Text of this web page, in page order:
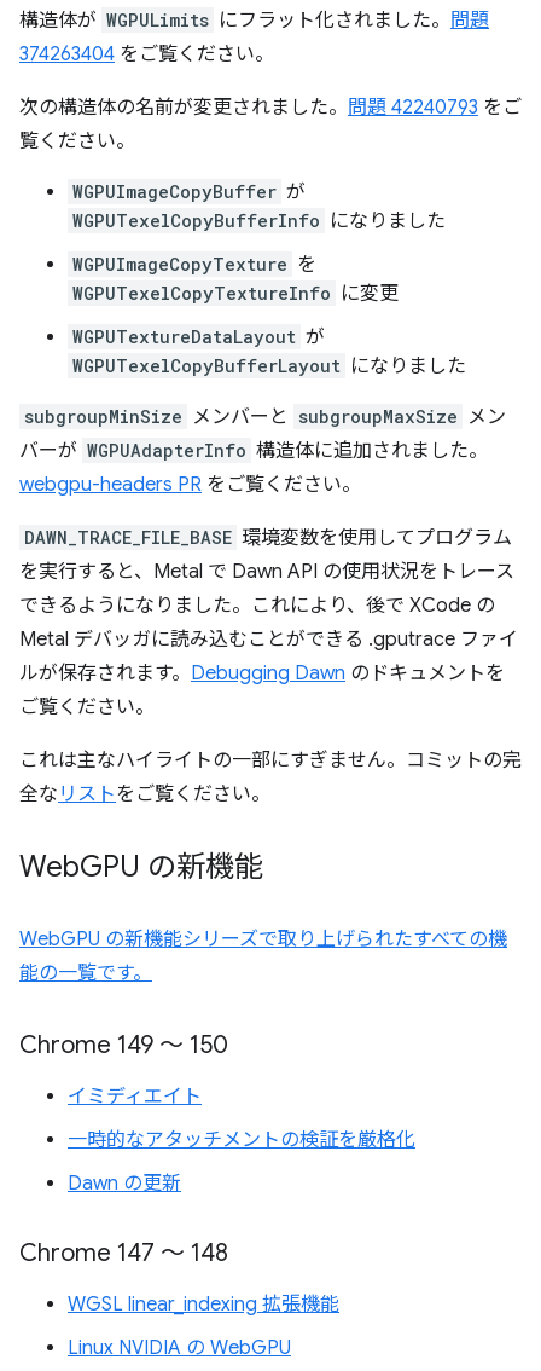
構造体が WGPULimits にフラット化されました。 問題
374263404 をご覧ください。
次の構造体の名前が変更されました。 問題 42240793 をご
覧ください。
WGPUImageCopyBuffer が
WGPUTexelCopyBufferInfo になりました
WGPUImageCopyTexture を
WGPUTexelCopyTextureInfo に変更
WGPUTextureDataLayout が
WGPUTexelCopyBufferLayout になりました
subgroupMinSize メンバーと subgroupMaxSize メン
バーが WGPUAdapterInfo 構造体に追加されました。
webgpu-headers PR をご覧ください。
DAWN_TRACE_FILE_BASE 環境変数を使用してプログラム
を実行すると、Metal で Dawn API の使用状況をトレース
できるようになりました。これにより、後で XCode の
Metal デバッガに読み込むことができる .gputrace ファイ
ルが保存されます。 Debugging Dawn のドキュメントを
ご覧ください。
これは主なハイライトの一部にすぎません。コミットの完
全な リストをご覧ください。
WebGPU の新機能
WebGPU の新機能シリーズで取り上げられたすべての機
能の一覧です。
Chrome 149 ～ 150
イミディエイト
一時的なアタッチメントの検証を厳格化
Dawn の更新
Chrome 147 ～ 148
WGSL linear_indexing 拡張機能
Linux NVIDIA の WebGPU